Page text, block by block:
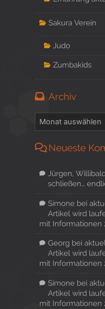
Sakura Verein
Judo
Zumbakids
Archiv
Neueste
Jürgen,
schließen…
Simonebei
Artikel wird
mit Informationen
Georg bei
Artikel wird
mit Informationen
Simonebei
Artikel wird
mit Informationen